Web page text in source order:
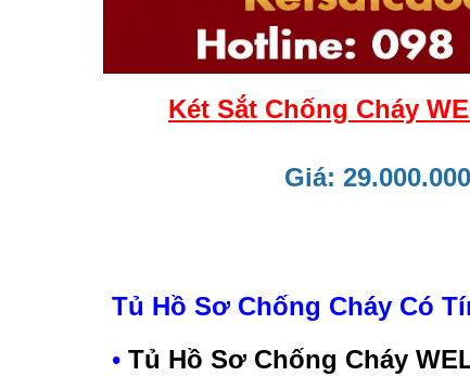
Két Sắt Chống Cháy
Giá:
Tủ Hồ Sơ Chống Cháy Có
• Tủ Hồ Sơ Chống Cháy